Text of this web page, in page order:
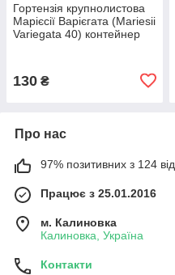
Гортензія крупнолистова
Марієсії Варієгата (Mariesii
Variegata 40) контейнер
130 ₴
Про нас
97% позитивних з 124
Працює з 25.01.2016
м. Калиновка
Калиновка, Україна
Контакти